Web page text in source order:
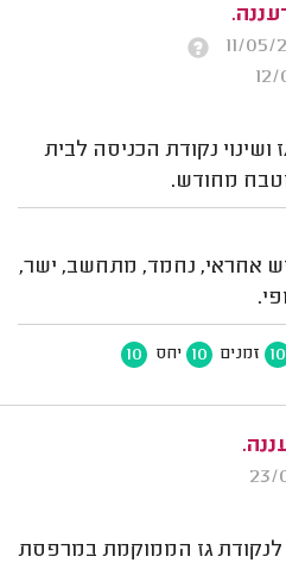
ושינוי נקודת הכניסה לבית
מחודש.
אחראי, נחמד, מתחשב, ישר,
10 זמנים 10 יחס 10
לנקודת גז הממוקמת במרפסת